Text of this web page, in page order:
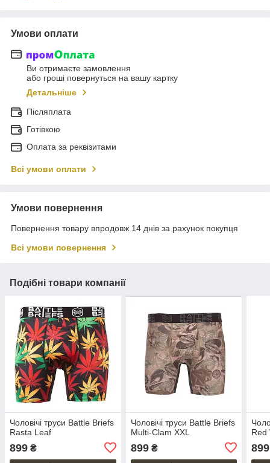
Умови оплати
Ви отримаєте замовлення
або гроші повернуться на вашу картку
Детальніше
Післяплата
Готівкою
Оплата за реквізитами
Всі умови оплати
Умови повернення
Повернення товару впродовж 14 днів за рахунок покупця
Всі умови повернення
Подібні товари компанії
Чоловічі труси Battle Briefs
Rasta Leaf
899 ₴
Чоловічі труси Battle Briefs
Multi-Clam XXL
899₴
Red
899